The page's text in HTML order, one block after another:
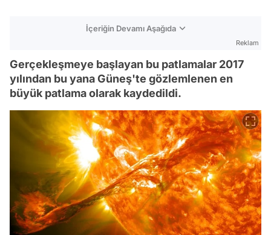
İçeriğin Devamı Aşağıda
Reklam
Gerçekleşmeye başlayan bu patlamalar 2017
yılından bu yana Güneş'te gözlemlenen en
büyük patlama olarak kaydedildi.